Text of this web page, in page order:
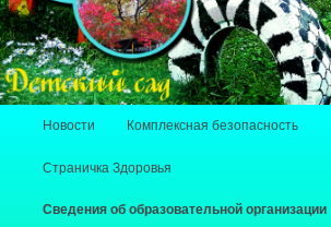
Перейти к основному содержимому
Перейти к дополнительному содержимому
Новости Комплексная безопасность
Страничка Здоровья
Сведения об образовательной организации